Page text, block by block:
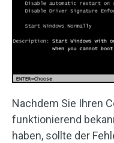
Nachdem Sie Ihren
funktionierend
haben, sollte der